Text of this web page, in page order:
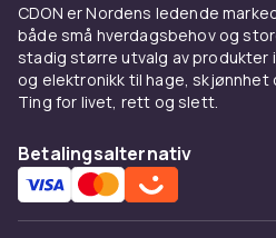
CDON er Nordens ledende
både små hverdagsbehov og
stadig større utvalg av produkter
og elektronikk til hage,
Ting for livet, rett og slett.
Betalingsalternativ